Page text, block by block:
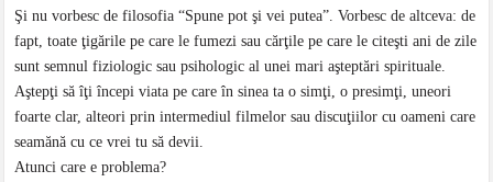
Şi nu vorbesc de filosofia “Spune pot şi vei putea”. Vorbesc de altceva: de
fapt, toate ţigările pe care le fumezi sau cărţile pe care le citeşti ani de zile
sunt semnul fiziologic sau psihologic al unei mari aşteptări spirituale.
Aştepţi să îţi începi viata pe care în sinea ta o simţi, o presimţi, uneori
foarte clar, alteori prin intermediul filmelor sau discuţiilor cu oameni care
seamănă cu ce vrei tu să devii.
Atunci care e problema?